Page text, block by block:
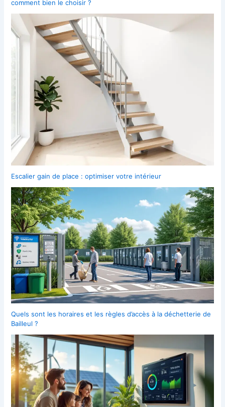
comment bien le choisir ?
Escalier gain de place : optimiser votre intérieur
Quels sont les horaires et les règles d’accès à la déchetterie de
Bailleul ?